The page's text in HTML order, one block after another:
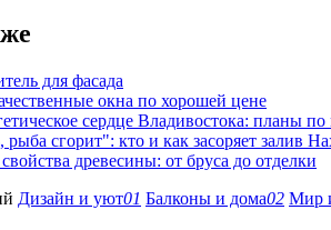
для фасада
окна по хорошей цене
сердце Владивостока: планы
сгорит": кто и как засоряет залив
древесины: от бруса до отделки
Дизайн и уют01 Балконы и дома02 Мир